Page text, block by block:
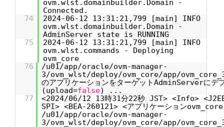
ovm.wlst.domainbuilder.Domain -
Connected.
74
2024-06-12 13:31:21,799 [main] INFO
ovm.wlst.domainbuilder.Domain -
AdminServer state is RUNNING
75
2024-06-12 13:31:21,799 [main] INFO
ovm.wlst.commands - Deploying
ovm_core
76
/u01/app/oracle/ovm-manager-
3/ovm_wlst/deploy/ovm_core/app/
のアプリケーションをターゲットAdminServerにデ
(upload=false) ...
77
<2024/06/12 13時31分22秒 JST> <Info>
SPI> <BEA-260121> <アプリケーション
/u01/app/oracle/ovm-manager-
3/ovm_wlst/deploy/ovm_core/app/